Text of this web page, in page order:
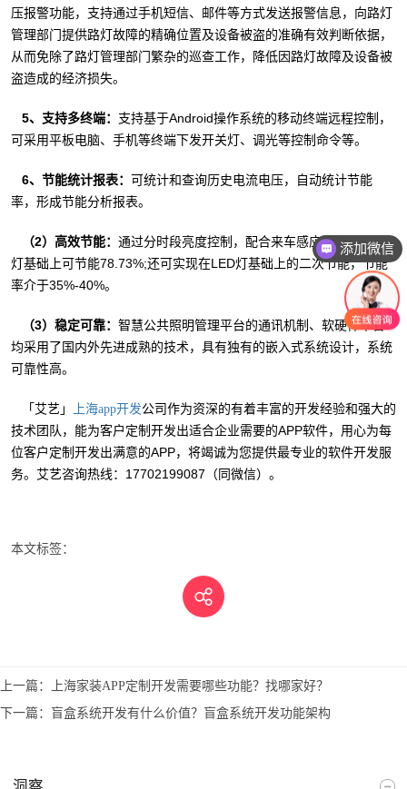
压报警功能，支持通过手机短信、邮件等方式发送报警信息，向路灯
管理部门提供路灯故障的精确位置及设备被盗的准确有效判断依据，
从而免除了路灯管理部门繁杂的巡查工作，降低因路灯故障及设备被
盗造成的经济损失。
5、支持多终端： 支持基于Android操作系统的移动终端远程控制，
可采用平板电脑、手机等终端下发开关灯、调光等控制命令等。
6、节能统计报表： 可统计和查询历史电流电压，自动统计节能
率，形成节能分析报表。
（2）高效节能： 通过分时段亮度控制，配合来车感应技术，在钠
灯基础上可节能78.73%;还可实现在LED灯基础上的二次节能，节能
率介于35%-40%。
（3）稳定可靠： 智慧公共照明管理平台的通讯机制、软硬件平台
均采用了国内外先进成熟的技术，具有独有的嵌入式系统设计，系统
可靠性高。
「艾艺」 上海app开发公司作为资深的有着丰富的开发经验和强大的
技术团队，能为客户定制开发出适合企业需要的APP软件，用心为每
位客户定制开发出满意的APP，将竭诚为您提供最专业的软件开发服
务。艾艺咨询热线：17702199087（同微信）。
本文标签：
上一篇： 上海家装APP定制开发需要哪些功能？找哪家好？
下一篇： 盲盒系统开发有什么价值？盲盒系统开发功能架构
添加微信